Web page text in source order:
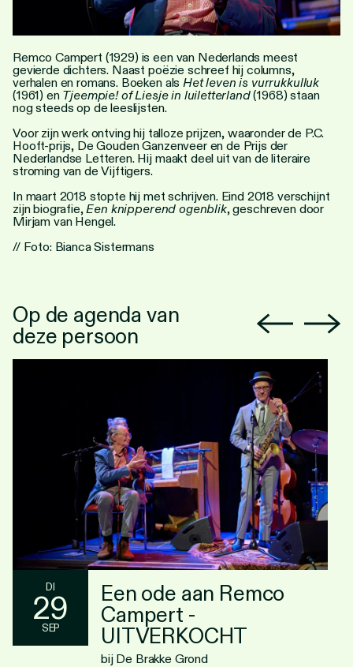
Remco Campert (1929) is een van Nederlands meest
gevierde dichters. Naast poëzie schreef hij columns,
verhalen en romans. Boeken alsHet leven is vurrukkulluk
(1961) en Tjeempie! of Liesje in luiletterland(1968) staan
nog steeds op de leeslijsten.
Voor zijn werk ontving hij talloze prijzen, waaronder de P.C.
Hooft-prijs, De Gouden Ganzenveer en de Prijs der
Nederlandse Letteren. Hij maakt deel uit van de literaire
stroming van de Vijftigers.
In maart 2018 stopte hij met schrijven. Eind 2018 verschijnt
zijn biografie,Een knipperend ogenblik, geschreven door
Mirjam van Hengel.
// Foto: Bianca Sistermans
Op de agenda van
deze persoon
DI
29
SEP
Een ode aan Remco
Campert -
UITVERKOCHT
bij De Brakke Grond
Personen
Toegankelijkheid
Stadsdichter